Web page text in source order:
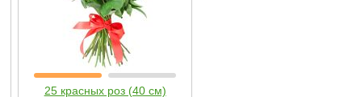
25 красных роз (40 см)